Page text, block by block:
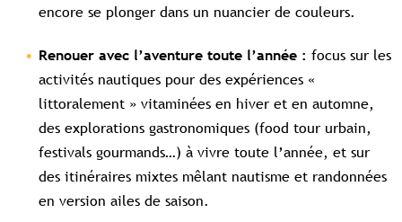
encore se plonger dans un nuancier de couleurs.
Renouer avec l’aventure toute l’année : focus sur les
activités nautiques pour des expériences «
littoralement » vitaminées en hiver et en automne,
des explorations gastronomiques (food tour urbain,
festivals gourmands…) à vivre toute l’année, et sur
des itinéraires mixtes mêlant nautisme et randonnées
en version ailes de saison.